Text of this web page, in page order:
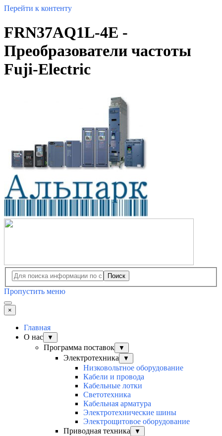
Перейти к контенту
FRN37AQ1L-4E -
Преобразователи частоты
Fuji-Electric
Поиск
Пропустить меню
×
Главная
О нас
▼
Программа поставок ▼
Электротехника ▼
Низковольтное оборудование
Кабели и провода
Кабельные лотки
Светотехника
Кабельная арматура
Электротехнические шины
Электрощитовое оборудование
Приводная техника
▼